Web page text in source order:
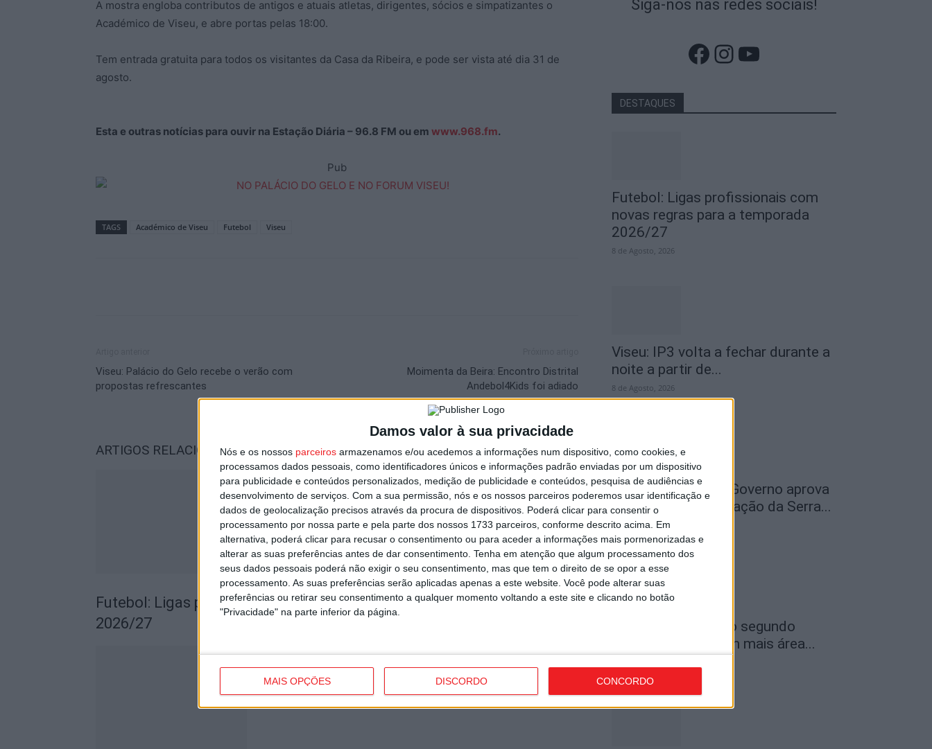
Damos valor à sua privacidade
Nós e os nossos parceiros armazenamos e/ou acedemos a informações num dispositivo, como cookies, e
processamos dados pessoais, como identificadores únicos e informações padrão enviadas por um dispositivo
para publicidade e conteúdos personalizados, medição de publicidade e conteúdos, pesquisa de audiências e
desenvolvimento de serviços. Com a sua permissão, nós e os nossos parceiros poderemos usar identificação e
dados de geolocalização precisos através da procura de dispositivos. Poderá clicar para consentir o
processamento por nossa parte e pela parte dos nossos 1733 parceiros, conforme descrito acima. Em
alternativa, poderá clicar para recusar o consentimento ou para aceder a informações mais pormenorizadas e
alterar as suas preferências antes de dar consentimento. Tenha em atenção que algum processamento dos
seus dados pessoais poderá não exigir o seu consentimento, mas que tem o direito de se opor a esse
processamento. As suas preferências serão aplicadas apenas a este website. Você pode alterar suas
preferências ou retirar seu consentimento a qualquer momento voltando a este site e clicando no botão
"Privacidade" na parte inferior da página.
MAIS OPÇÕES DISCORDO CONCORDO
A mostra engloba contributos de antigos e atuais atletas, dirigentes, sócios e simpatizantes o
Académico de Viseu, e abre portas pelas 18:00.
Tem entrada gratuita para todos os visitantes da Casa da Ribeira, e pode ser vista até dia 31 de
agosto.
Esta e outras notícias para ouvir na Estação Diária – 96.8 FM ou em www.968.fm.
Pub
TAGS Académico de Viseu Futebol Viseu
Viseu: Palácio do Gelo recebe o verão com
propostas refrescantes
Moimenta da Beira: Encontro Distrital
Andebol4Kids foi adiado
ARTIGOS RELACIONADOSMais do autor
Futebol: Ligas profissionais com novas regras para a temporada
2026/27
Siga-nos nas redes sociais!
Facebook
Instagram
YouTube
DESTAQUES
Futebol: Ligas profissionais com
novas regras para a temporada
2026/27
8 de Agosto, 2026
Viseu: IP3 volta a fechar durante a
noite a partir de...
8 de Agosto, 2026
São Pedro do Sul: Governo aprova
Centro de Interpretação da Serra...
8 de Agosto, 2026
Incêndios: Viseu é o segundo
distrito do país com mais área...